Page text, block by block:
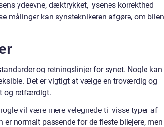
ydeevne, dæktrykket, lysenes korrekthed
målinger kan synsteknikeren afgøre, om bilen
og retningslinjer for synet. Nogle kan
Det er vigtigt at vælge en troværdig og
og retfærdigt.
vil være mere velegnede til visse typer af
normalt passende for de fleste bilejere, men